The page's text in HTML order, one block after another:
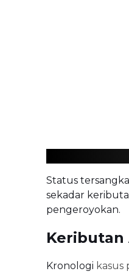
Status
sekadar
pengeroyokan.
Keributan
Kronologi kasus